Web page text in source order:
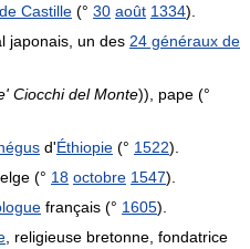
Castille (° 30 août 1334).
japonais, un des 24 généraux de
Ciocchi del Monte)), pape (°
d'Éthiopie (° 1522).
(° 18 octobre 1547).
français (° 1605).
, religieuse bretonne, fondatrice